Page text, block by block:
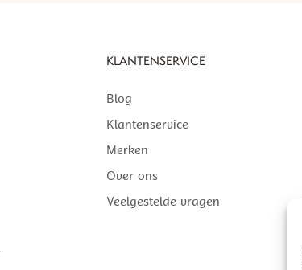
KLANTENSERVICE
Blog
Klantenservice
Merken
Over ons
Veelgestelde vragen